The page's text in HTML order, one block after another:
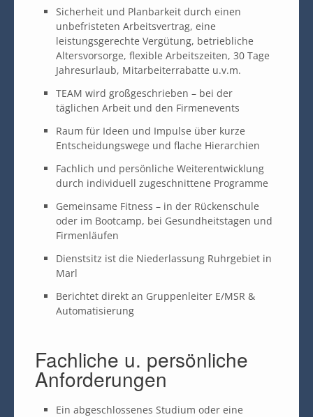
Sicherheit und Planbarkeit durch einen
unbefristeten Arbeitsvertrag, eine
leistungsgerechte Vergütung, betriebliche
Altersvorsorge, flexible Arbeitszeiten, 30 Tage
Jahresurlaub, Mitarbeiterrabatte u.v.m.
TEAM wird großgeschrieben – bei der
täglichen Arbeit und den Firmenevents
Raum für Ideen und Impulse über kurze
Entscheidungswege und flache Hierarchien
Fachlich und persönliche Weiterentwicklung
durch individuell zugeschnittene Programme
Gemeinsame Fitness – in der Rückenschule
oder im Bootcamp, bei Gesundheitstagen und
Firmenläufen
Dienstsitz ist die Niederlassung Ruhrgebiet in
Marl
Berichtet direkt an Gruppenleiter E/MSR &
Automatisierung
Fachliche u. persönliche
Anforderungen
Ein abgeschlossenes Studium oder eine